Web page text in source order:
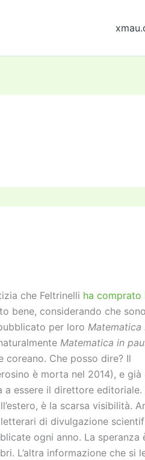
che Feltrinelli ha comprato
bene, considerando che
per loro Matematica
Matematica in
coreano. Che posso dire? Il
è morta nel 2014), e già
a essere il direttore editoriale.
è la scarsa visibilità.
di divulgazione
ogni anno. La speranza
L’altra informazione che si